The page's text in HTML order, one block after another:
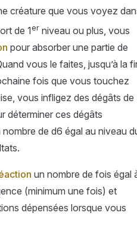
créature que vous voyez
de 1er niveau ou plus, vous
pour absorber une partie de
vous le faites, jusqu’à la
fois que vous touchez
vous infligez des dégâts de
déterminer ces dégâts
de d6 égal au niveau
un nombre de fois égal
(minimum une fois) et
dépensées lorsque vous